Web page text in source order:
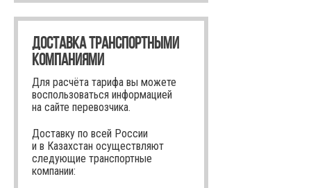
ДОСТАВКА ТРАНСПОРТНЫМИ
КОМПАНИЯМИ
Для расчёта тарифа вы можете
воспользоваться информацией
на сайте перевозчика.
Доставку по всей России
и в Казахстан осуществляют
следующие транспортные
компании: